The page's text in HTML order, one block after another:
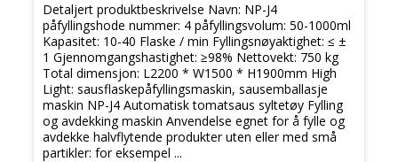
Detaljert produktbeskrivelse Navn: NP-J4
påfyllingshode nummer: 4 påfyllingsvolum: 50-1000ml
Kapasitet: 10-40 Flaske / min Fyllingsnøyaktighet: ≤ ±
1 Gjennomgangshastighet: ≥98% Nettovekt: 750 kg
Total dimensjon: L2200 * W1500 * H1900mm High
Light: sausflaskepåfyllingsmaskin, sausemballasje
maskin NP-J4 Automatisk tomatsaus syltetøy Fylling
og avdekking maskin Anvendelse egnet for å fylle og
avdekke halvflytende produkter uten eller med små
partikler: for eksempel ...